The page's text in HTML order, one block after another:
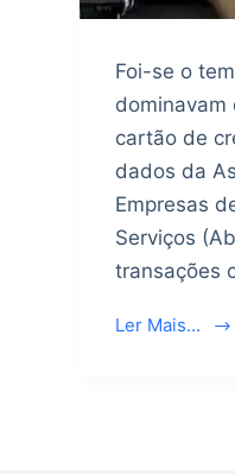
Foi-se o
dominavam
cartão de
dados da
Empresas
Serviços
transações
Ler Mais...